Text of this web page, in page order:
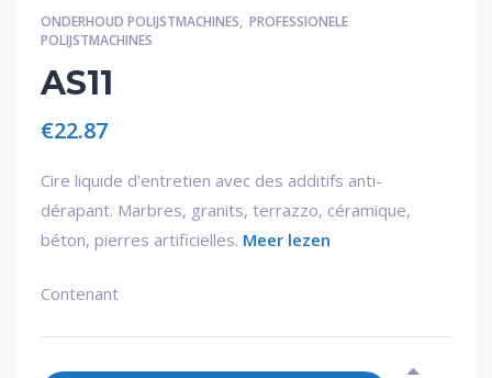
ONDERHOUD POLIJSTMACHINES, PROFESSIONELE
POLIJSTMACHINES
AS11
€22.87
Cire liquide d'entretien avec des additifs anti-
dérapant. Marbres, granits, terrazzo, céramique,
béton, pierres artificielles. Meer lezen
Contenant